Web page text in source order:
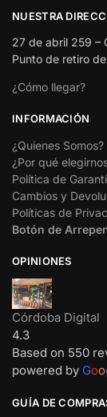
NUESTRA
27 de abril 259 –
Punto de retiro
¿Cómo llegar?
INFORMACIÓN
¿Quienes Somos?
¿Por qué
Política de
Cambios y
Políticas de
Botón de
OPINIONES
Córdoba Digital
4.3
Based on 550
powered by Goo
GUÍA DE